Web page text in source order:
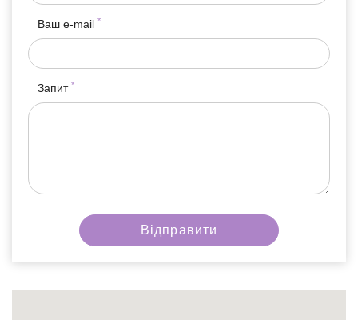
Ваш e-mail *
Запит *
Відправити
Ми зателефонуємо вам на номер: